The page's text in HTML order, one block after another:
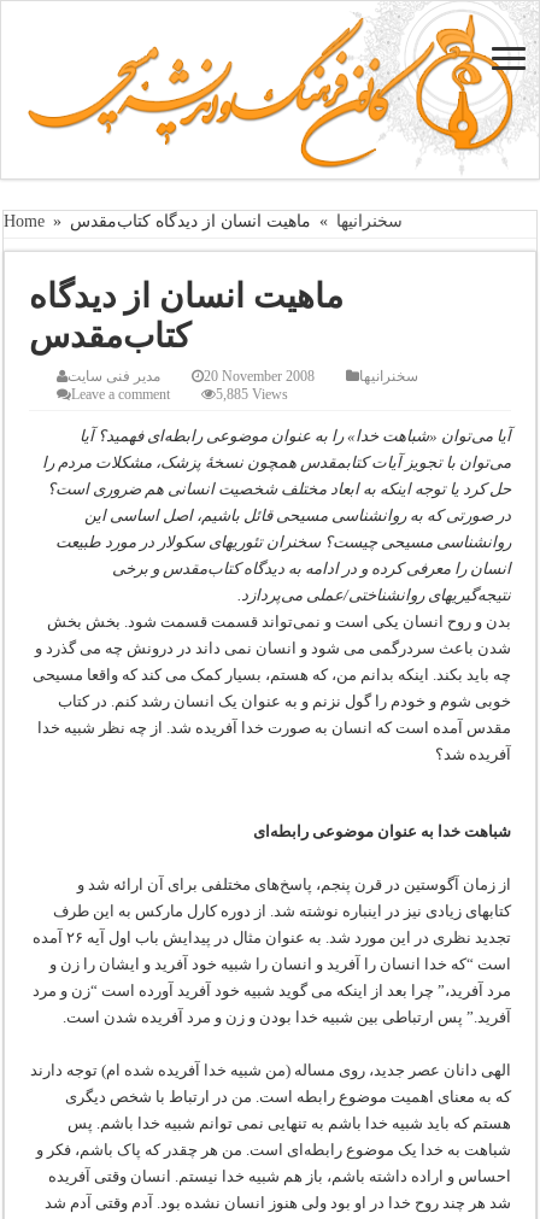
Home » سخنرانیها » ماهیت انسان از دیدگاه کتاب‌مقدس
ماهیت انسان از دیدگاه
کتاب‌مقدس
مدیر فنی سایت 20 November 2008
سخنرانیها
Leave a comment
5,885 Views
آیا می‌توان «شباهت خدا» را به عنوان موضوعی رابطه‌ای فهمید؟ آیا
می‌توان با تجویز آیات کتابمقدس همچون نسخۀ پزشک، مشکلات مردم را
حل کرد یا توجه اینکه بهابعاد مختلف شخصیت انسانی هم ضروری است؟
در صورتی که به روانشناسی مسیحی قائل باشیم، اصل اساسی این
روانشناسی مسیحی چیست؟ سخنران تئوریهای سکولار در مورد طبیعت
انسان را معرفی کرده و در ادامه به دیدگاه کتاب‌مقدس و برخی
نتیجه‌گیریهای روانشناختی/عملی می‌پردازد.
بدن و روح انسان یکی است و نمی‌تواند قسمت قسمت شود. بخش بخش
شدن باعث سردرگمی می شود و انسان نمی داند در درونش چه می گذرد و
چه باید بکند. اینکه بدانم من، که هستم، بسیار کمک می کند که واقعا مسیحی
خوبی شوم و خودم را گول نزنم و به عنوان یک انسان رشد کنم. در کتاب
مقدس آمده است که انسان به صورت خدا آفریده شد. از چه نظر شبیه خدا
آفریده شد؟
شباهت خدا به عنوان موضوعی رابطه‌ای
از زمان آگوستین در قرن پنجم، پاسخ‌های مختلفی برای آن ارائه شد و
کتابهای زیادی نیز در اینباره نوشته شد. از دوره کارل مارکس به این طرف
تجدید نظری در این مورد شد. به عنوان مثال در پیدایش باب اول آیه ۲۶ آمده
است “که خدا انسان را آفرید و انسان را شبیه خود آفرید و ایشان را زن و
مرد آفرید،” چرا بعد از اینکه می گوید شبیه خود آفرید آورده است “زن و مرد
آفرید.” پس ارتباطی بین شبیه خدا بودن و زن و مرد آفریده شدن است.
الهی دانان عصر جدید، روی مساله (من شبیه خدا آفریده شده ام) توجه دارند
که به معنای اهمیت موضوع رابطه است. من در ارتباط با شخص دیگری
هستم که باید شبیه خدا باشم به تنهایی نمی توانم شبیه خدا باشم. پس
شباهت به خدا یک موضوع رابطه‌ای است. من هر چقدر که پاک باشم، فکر و
احساس و اراده داشته باشم، باز هم شبیه خدا نیستم. انسان وقتی آفریده
شد هر چند روح خدا در او بود ولی هنوز انسان نشده بود. آدم وقتی آدم شد